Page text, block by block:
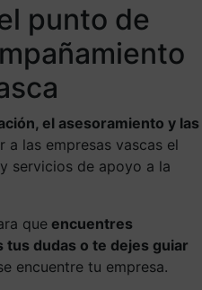
punto de
el asesoramiento y las
a las empresas vascas el
servicios de apoyo a la
que encuentres
dudas o te dejes guiar
encuentre tu empresa.